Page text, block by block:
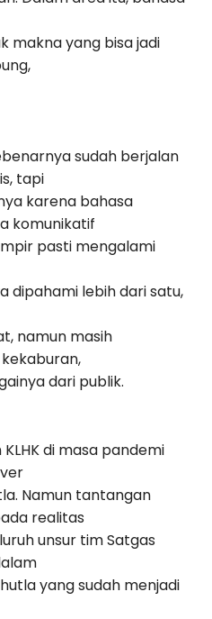
makna yang bisa jadi
sudah berjalan
tapi
karena bahasa
komunikatif
pasti mengalami
dipahami lebih dari satu,
namun masih
dari publik.
di masa pandemi
Namun tantangan
realitas
unsur tim Satgas
yang sudah menjadi